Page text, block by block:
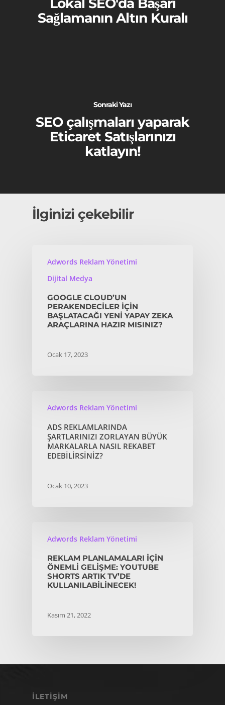
Sağlamanın Altın Kuralı
Sonraki Yazı
SEO çalışmaları yaparak
Eticaret Satışlarınızı
katlayın!
İlginizi çekebilir
Adwords Reklam Yönetimi
Dijital Medya
GOOGLE CLOUD’UN
PERAKENDECILER IÇIN
BAŞLATACAĞI YENI YAPAY ZEKA
ARAÇLARINA HAZIR MISINIZ?
Ocak 17, 2023
Adwords Reklam Yönetimi
ADS REKLAMLARINDA
ŞARTLARINIZI ZORLAYAN BÜYÜK
MARKALARLA NASIL REKABET
EDEBILIRSINIZ?
Ocak 10, 2023
Adwords Reklam Yönetimi
REKLAM PLANLAMALARI IÇIN
ÖNEMLI GELIŞME: YOUTUBE
SHORTS ARTIK TV’DE
KULLANILABILINECEK!
Kasım 21, 2022
İLETIŞIM